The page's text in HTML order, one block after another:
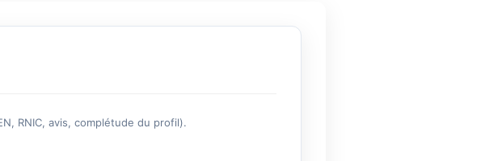
RNIC, avis, complétude du profil).